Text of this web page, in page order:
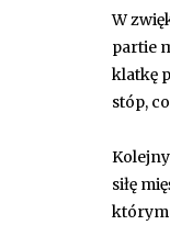
W
partie
klatkę
stóp,
siłę
którym